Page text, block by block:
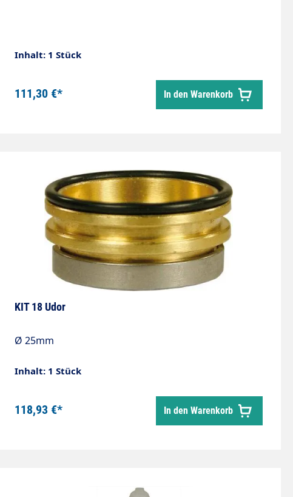
Inhalt: 1 Stück
111,30 €* In den Warenkorb
KIT 18 Udor
Ø 25mm
Inhalt: 1 Stück
118,93 €* In den Warenkorb